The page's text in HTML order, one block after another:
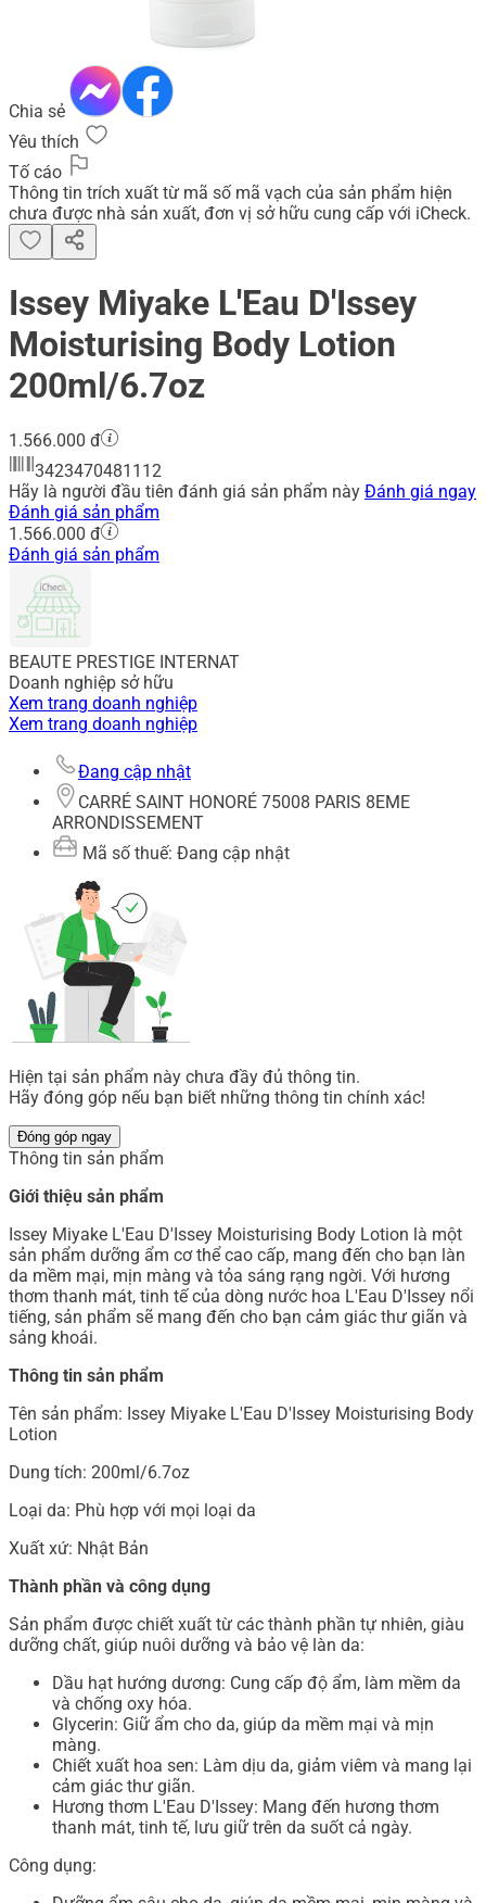
Chia sẻ
Yêu thích
Tố cáo
Thông tin trích xuất từ mã số mã vạch của sản phẩm hiện
chưa được nhà sản xuất, đơn vị sở hữu cung cấp với iCheck.
Issey Miyake L'Eau D'Issey
Moisturising Body Lotion
200ml/6.7oz
1.566.000 đ
3423470481112
Hãy là người đầu tiên đánh giá sản phẩm này Đánh giá ngay
Đánh giá sản phẩm
1.566.000 đ
Đánh giá sản phẩm
BEAUTE PRESTIGE INTERNAT
Doanh nghiệp sở hữu
Xem trang doanh nghiệp
Xem trang doanh nghiệp
Đang cập nhật
CARRÉ SAINT HONORÉ 75008 PARIS 8EME
ARRONDISSEMENT
Mã số thuế: Đang cập nhật
Hiện tại sản phẩm này chưa đầy đủ thông tin.
Hãy đóng góp nếu bạn biết những thông tin chính xác!
Đóng góp ngay
Thông tin sản phẩm
Giới thiệu sản phẩm
Issey Miyake L'Eau D'Issey Moisturising Body Lotion là một
sản phẩm dưỡng ẩm cơ thể cao cấp, mang đến cho bạn làn
da mềm mại, mịn màng và tỏa sáng rạng ngời. Với hương
thơm thanh mát, tinh tế của dòng nước hoa L'Eau D'Issey nổi
tiếng, sản phẩm sẽ mang đến cho bạn cảm giác thư giãn và
sảng khoái.
Thông tin sản phẩm
Tên sản phẩm: Issey Miyake L'Eau D'Issey Moisturising Body
Lotion
Dung tích: 200ml/6.7oz
Loại da: Phù hợp với mọi loại da
Xuất xứ: Nhật Bản
Thành phần và công dụng
Sản phẩm được chiết xuất từ các thành phần tự nhiên, giàu
dưỡng chất, giúp nuôi dưỡng và bảo vệ làn da:
Dầu hạt hướng dương: Cung cấp độ ẩm, làm mềm da
và chống oxy hóa.
Glycerin: Giữ ẩm cho da, giúp da mềm mại và mịn
màng.
Chiết xuất hoa sen: Làm dịu da, giảm viêm và mang lại
cảm giác thư giãn.
Hương thơm L'Eau D'Issey: Mang đến hương thơm
thanh mát, tinh tế, lưu giữ trên da suốt cả ngày.
Công dụng: